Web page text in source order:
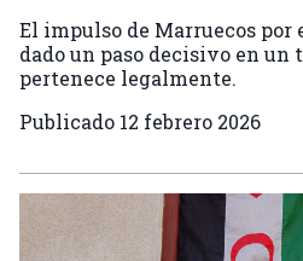
El impulso de Marruecos por
dado un paso decisivo en
pertenece legalmente.
Publicado 12 febrero 2026